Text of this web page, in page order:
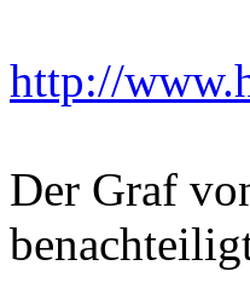
http://
Der Graf